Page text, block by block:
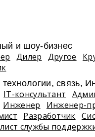
и шоу-бизнес
Дилер Другое
связь,
IT-консультант
Инженер Инженер-
Разработчик
службы